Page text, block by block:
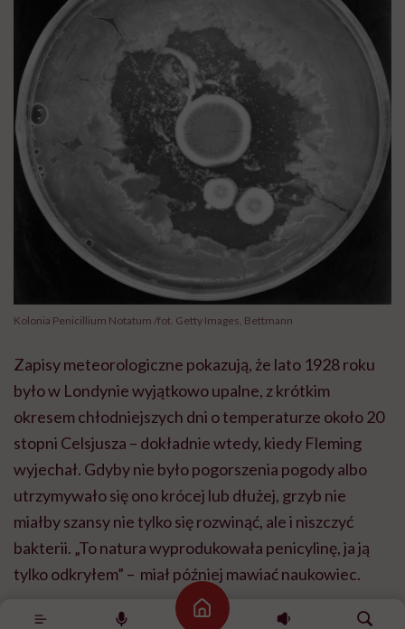
Strona główna
Kolonia Penicillium Notatum /fot. Getty Images, Bettmann
Zapisy meteorologiczne pokazują, że lato 1928 roku
było w Londynie wyjątkowo upalne, z krótkim
okresem chłodniejszych dni o temperaturze około 20
stopni Celsjusza – dokładnie wtedy, kiedy Fleming
wyjechał. Gdyby nie było pogorszenia pogody albo
utrzymywało się ono krócej lub dłużej, grzyb nie
miałby szansy nie tylko się rozwinąć, ale i niszczyć
bakterii. „To natura wyprodukowała penicylinę, ja ją
tylko odkryłem” – miał później mawiać naukowiec.